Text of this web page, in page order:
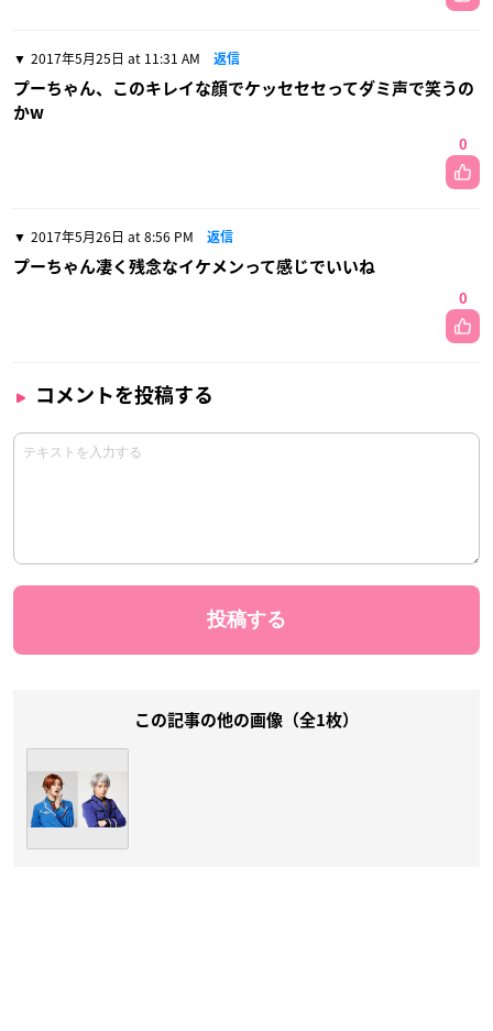
2017年5月25日 at 11:31 AM 返信
プーちゃん、このキレイな顔でケッセセセってダミ声で笑うの
かw
0
2017年5月26日 at 8:56 PM 返信
プーちゃん凄く残念なイケメンって感じでいいね
0
コメントを投稿する
この記事の他の画像（全1枚）